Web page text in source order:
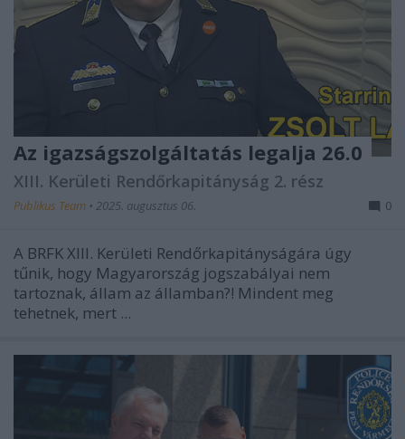
Az igazságszolgáltatás legalja 26.0
XIII. Kerületi Rendőrkapitányság 2. rész
Publikus Team • 2025. augusztus 06. 0
A BRFK XIII. Kerületi Rendőrkapitányságára úgy
tűnik, hogy Magyarország jogszabályai nem
tartoznak, állam az államban?! Mindent meg
tehetnek, mert ...